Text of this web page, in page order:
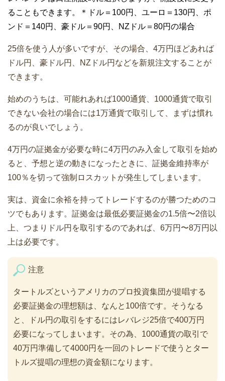
ることもできます。＊ドル＝100円、ユーロ＝130円、ポ
ンド＝140円、豪ドル＝90円、NZドル＝80円の場合
25倍を使う人が多いですが、その場合、4万円ほどあれば
ドル円、豪ドル円、NZドル円などを新規注文することが
できます。
始めのうちは、可能れあれば1000通貨、1000通貨で取引
できない会社の場合には1万通貨で取引して、まずは慣れ
るのが良いでしょう。
4万円の証拠金が必要な時に4万円のみ入金して取引を始め
ると、予想と逆の動きになったときに、証拠金維持率が
100％を切って強制ロスカットが発生してしまいます。
実は、資金に余裕を持ってトレードするのが勝つためのコ
ツでもあります。証拠金は最低必要証拠金の1.5倍〜2倍以
上、つまりドル円を取引するのであれば、6万円〜8万円以
上は必要です。
注意
タートルズというアメリカのプロ投資集団が提唱する
必要証拠金の理想額は、なんと100倍です。そうなる
と、ドル円の取引をするにはレバレジ25倍で400万円
必要になってしまいます。その為、1000通貨の取引で
40万円準備して4000円を一回のトレードで使うとター
トルズ提唱の理想の資金額になります。